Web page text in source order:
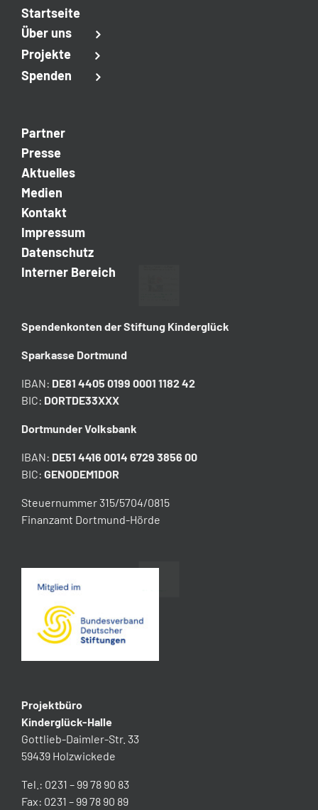
Augustinum dankt mit Frühstück
Das Augustinum in Kirchhörde spendet an
Kinderglück
Aplerbecker jedoch nicht
Ein Bericht über den Kinderglück-Nikolausmarkt 2018
1.300 Euro für „Kinderglück“